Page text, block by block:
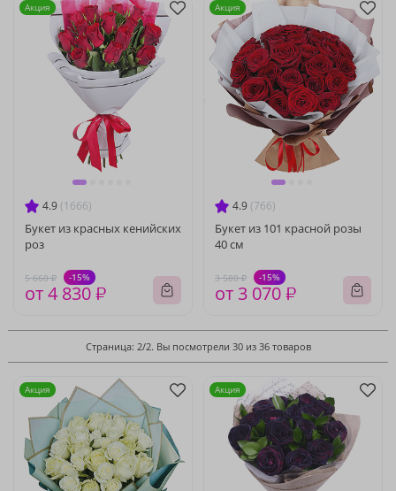
4.9 (1666)
Букет из красных кенийских
роз
5 660 ₽ -15%
от 4 830 ₽
Акция
4.9 (766)
Букет из 101 красной розы
40 см
3 580 ₽ -15%
от 3 070 ₽
Акция
Страница: 2/2. Вы посмотрели 30 из 36 товаров
Акция Акция